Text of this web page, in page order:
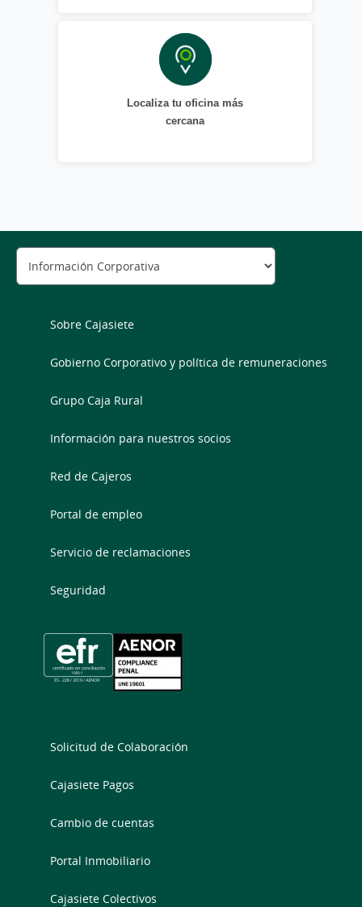
Localiza tu oficina más
cercana
Sobre Cajasiete
Gobierno Corporativo y política de remuneraciones
Grupo Caja Rural
Información para nuestros socios
Red de Cajeros
Portal de empleo
Servicio de reclamaciones
Seguridad
Solicitud de Colaboración
Cajasiete Pagos
Cambio de cuentas
Portal Inmobiliario
Cajasiete Colectivos